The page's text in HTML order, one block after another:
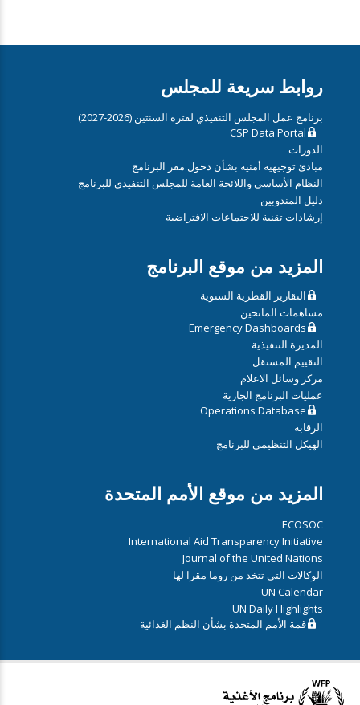
روابط سريعة للمجلس
برنامج عمل المجلس التنفيذي لفترة السنتين (2026-2027)
CSP Data Portal
الدورات
مبادئ توجيهية أمنية بشأن دخول مقر البرنامج
النظام الأساسي واللائحة العامة للمجلس التنفيذي للبرنامج
دليل المندوبين
إرشادات تقنية للاجتماعات الافتراضية
المزيد من موقع البرنامج
التقارير القطرية السنوية
مساهمات المانحين
Emergency Dashboards
المديرة التنفيذية
التقييم المستقل
مركز وسائل الاعلام
عمليات البرنامج الجارية
Operations Database
الرقابة
الهيكل التنظيمي للبرنامج
المزيد من موقع الأمم المتحدة
ECOSOC
International Aid Transparency Initiative
Journal of the United Nations
الوكالات التي تتخذ من روما مقرا لها
UN Calendar
UN Daily Highlights
قمة الأمم المتحدة بشأن النظم الغذائية